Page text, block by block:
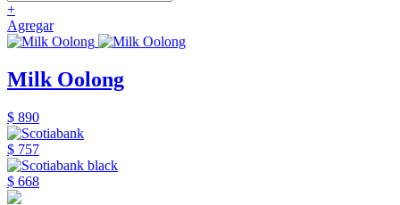
+
Agregar
Milk Oolong
$ 890
$ 757
$ 668